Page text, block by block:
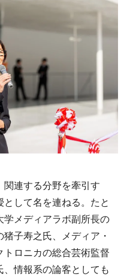
関連する分野を牽引す
して名を連ねる。たと
学メディアラボ副所長の
子寿之氏、メディア・
トロニカの総合芸術監督
情報系の論客としても